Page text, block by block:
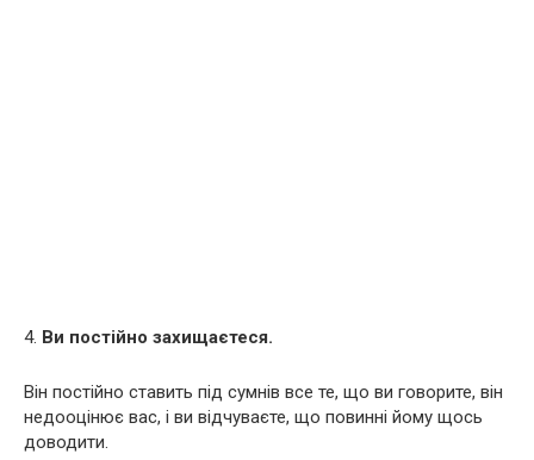
4. Ви постійно захищаєтеся.
Він постійно ставить під сумнів все те, що ви говорите, він
недооцінює вас, і ви відчуваєте, що повинні йому щось
доводити.